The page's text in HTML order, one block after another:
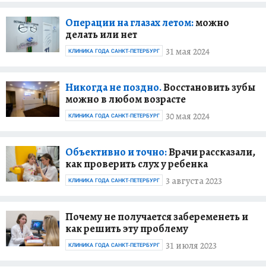
Операции на глазах летом:можно
делать или нет
31 мая 2024
КЛИНИКА ГОДА САНКТ-ПЕТЕРБУРГ
Никогда не поздно.Восстановить зубы
можно в любом возрасте
30 мая 2024
КЛИНИКА ГОДА САНКТ-ПЕТЕРБУРГ
Объективно и точно:Врачи рассказали,
как проверить слух у ребенка
3 августа 2023
КЛИНИКА ГОДА САНКТ-ПЕТЕРБУРГ
Почему не получается забеременеть и
как решить эту проблему
31 июля 2023
КЛИНИКА ГОДА САНКТ-ПЕТЕРБУРГ